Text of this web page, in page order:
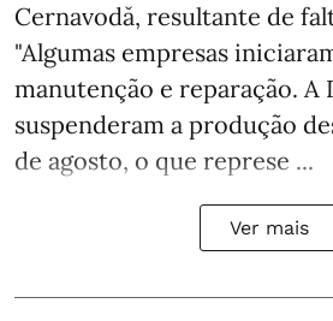
Cernavodă, resultante de
"Algumas empresas
manutenção e reparação. A
suspenderam a produção
de agosto, o que represe ...
Ver mais